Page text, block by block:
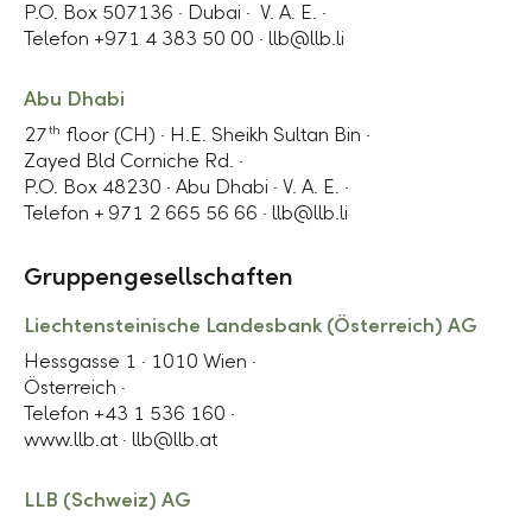
P.O. Box 507136 · Dubai · V. A. E. ·
Telefon +971 4 383 50 00 · llb@llb.li
Abu Dhabi
27th floor (CH) · H.E. Sheikh Sultan Bin ·
Zayed Bld Corniche Rd. ·
P.O. Box 48230 · Abu Dhabi · V. A. E. ·
Telefon + 971 2 665 56 66 · llb@llb.li
Gruppengesellschaften
Liechtensteinische Landesbank (Österreich) AG
Hessgasse 1 · 1010 Wien ·
Österreich ·
Telefon +43 1 536 160 ·
www.llb.at · llb@llb.at
LLB (Schweiz) AG